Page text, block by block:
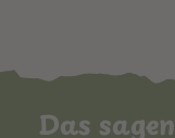
Das